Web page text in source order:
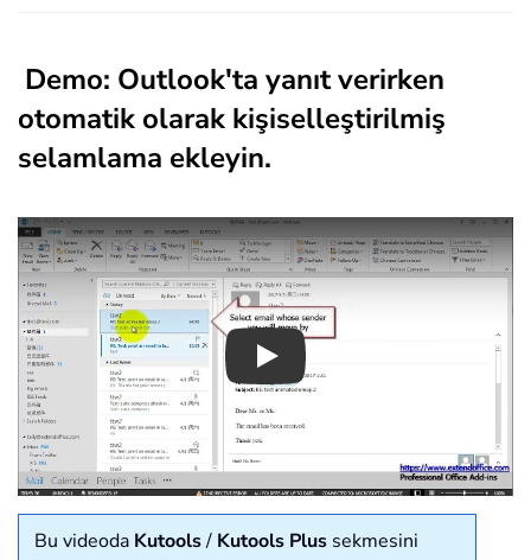
Demo: Outlook'ta yanıt verirken
otomatik olarak kişiselleştirilmiş
selamlama ekleyin.
Play
Bu videoda Kutools/ Kutools Plus sekmesini